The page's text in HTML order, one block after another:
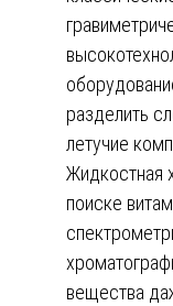
разделить
летучие
Жидкостная
поиске
вещества